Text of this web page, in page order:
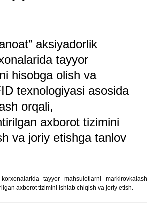
aksiyadorlik
tayyor
hisobga olish va
texnologiyasi asosida
orqali,
axborot tizimini
va joriy etishga tanlov
korxonalarida tayyor mahsulotlarni markirovkalash
axborot tizimini ishlab chiqish va joriy etish.